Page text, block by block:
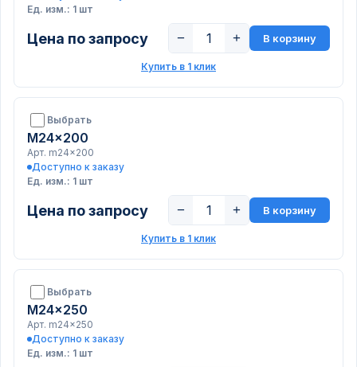
Ед. изм.: 1 шт
Цена по запросу − + В корзину
Купить в 1 клик
Выбрать
M24x200
Арт. m24x200
Доступно к заказу
Ед. изм.: 1 шт
Цена по запросу − + В корзину
Купить в 1 клик
Выбрать
M24x250
Арт. m24x250
Доступно к заказу
Ед. изм.: 1 шт